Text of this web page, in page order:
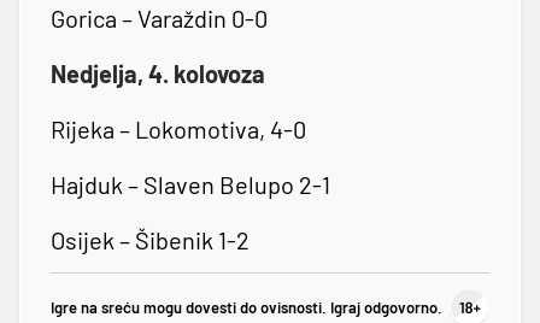
Gorica – Varaždin 0-0
Nedjelja, 4. kolovoza
Rijeka – Lokomotiva, 4-0
Hajduk – Slaven Belupo 2-1
Osijek – Šibenik 1-2
Igre na sreću mogu dovesti do ovisnosti. Igraj odgovorno.